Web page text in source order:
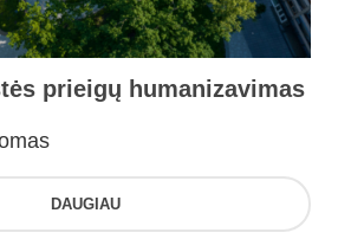
prieigų humanizavimas
DAUGIAU